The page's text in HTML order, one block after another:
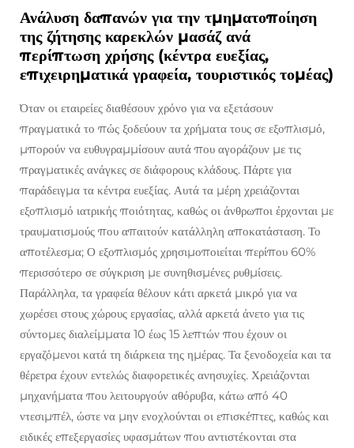
Ανάλυση δαπανών για την τμηματοποίηση
της ζήτησης καρεκλών μασάζ ανά
περίπτωση χρήσης (κέντρα ευεξίας,
επιχειρηματικά γραφεία, τουριστικός τομέας)
Όταν οι εταιρείες διαθέσουν χρόνο για να εξετάσουν
πραγματικά το πώς ξοδεύουν τα χρήματα τους σε εξοπλισμό,
μπορούν να ευθυγραμμίσουν αυτά που αγοράζουν με τις
πραγματικές ανάγκες σε διάφορους κλάδους. Πάρτε για
παράδειγμα τα κέντρα ευεξίας. Αυτά τα μέρη χρειάζονται
εξοπλισμό ιατρικής ποιότητας, καθώς οι άνθρωποι έρχονται με
τραυματισμούς που απαιτούν κατάλληλη αποκατάσταση. Το
αποτέλεσμα; Ο εξοπλισμός χρησιμοποιείται περίπου 60%
περισσότερο σε σύγκριση με συνηθισμένες ρυθμίσεις.
Παράλληλα, τα γραφεία θέλουν κάτι αρκετά μικρό για να
χωρέσει στους χώρους εργασίας, αλλά αρκετά άνετο για τις
σύντομες διαλείμματα 10 έως 15 λεπτών που έχουν οι
εργαζόμενοι κατά τη διάρκεια της ημέρας. Τα ξενοδοχεία και τα
θέρετρα έχουν εντελώς διαφορετικές ανησυχίες. Χρειάζονται
μηχανήματα που λειτουργούν αθόρυβα, κάτω από 40
ντεσιμπέλ, ώστε να μην ενοχλούνται οι επισκέπτες, καθώς και
ειδικές επεξεργασίες υφασμάτων που αντιστέκονται στα